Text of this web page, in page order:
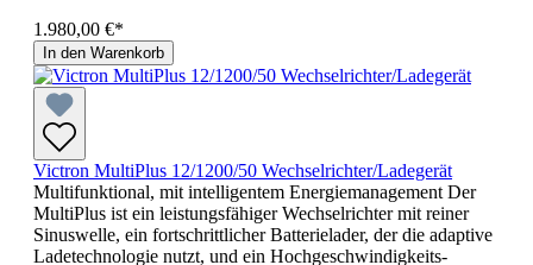
1.980,00 €*
In den Warenkorb
Victron MultiPlus 12/1200/50 Wechselrichter/Ladegerät
Multifunktional, mit intelligentem Energiemanagement Der
MultiPlus ist ein leistungsfähiger Wechselrichter mit reiner
Sinuswelle, ein fortschrittlicher Batterielader, der die adaptive
Ladetechnologie nutzt, und ein Hochgeschwindigkeits-